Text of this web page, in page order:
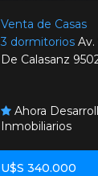
Venta de Casas
3 dormitoriosAv.
De Calasanz
Ahora
Inmobiliarios
U$S 340.000